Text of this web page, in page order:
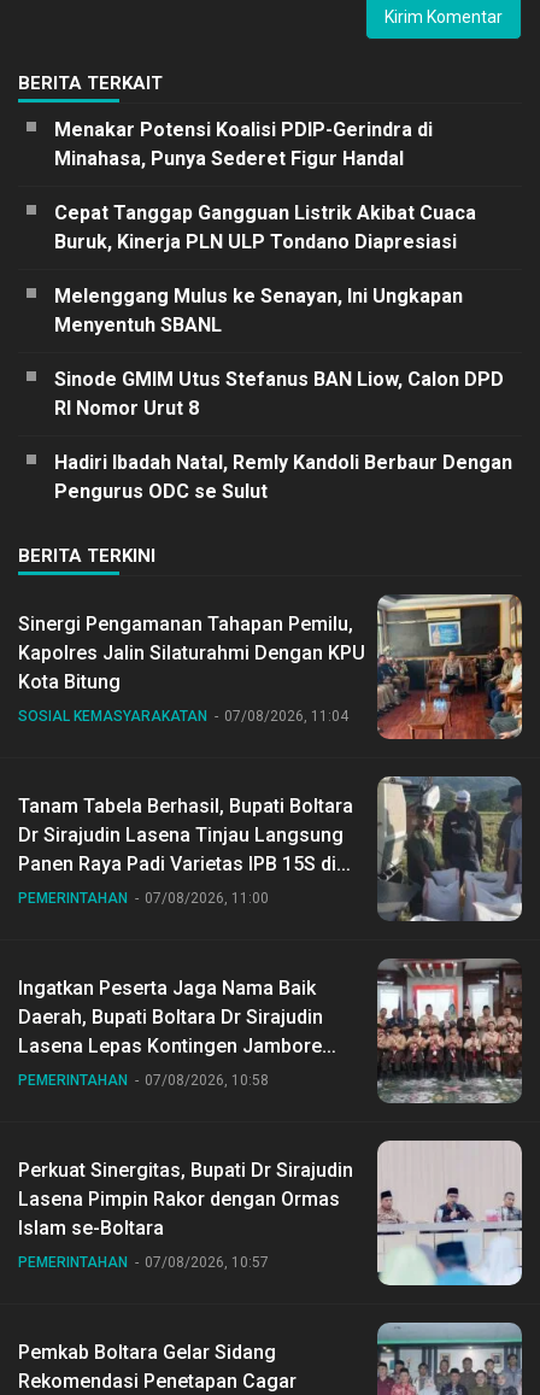
BERITA TERKAIT
Menakar Potensi Koalisi PDIP-Gerindra di
Minahasa, Punya Sederet Figur Handal
Cepat Tanggap Gangguan Listrik Akibat Cuaca
Buruk, Kinerja PLN ULP Tondano Diapresiasi
Melenggang Mulus ke Senayan, Ini Ungkapan
Menyentuh SBANL
Sinode GMIM Utus Stefanus BAN Liow, Calon DPD
RI Nomor Urut 8
Hadiri Ibadah Natal, Remly Kandoli Berbaur Dengan
Pengurus ODC se Sulut
BERITA TERKINI
Sinergi Pengamanan Tahapan Pemilu,
Kapolres Jalin Silaturahmi Dengan KPU
Kota Bitung
SOSIAL KEMASYARAKATAN 07/08/2026, 11:04
Tanam Tabela Berhasil, Bupati Boltara
Dr Sirajudin Lasena Tinjau Langsung
Panen Raya Padi Varietas IPB 15S di
Desa Gihang
PEMERINTAHAN 07/08/2026, 11:00
Ingatkan Peserta Jaga Nama Baik
Daerah, Bupati Boltara Dr Sirajudin
Lasena Lepas Kontingen Jambore
Nasional ke XII di Buperta Cibubur
PEMERINTAHAN 07/08/2026, 10:58
Perkuat Sinergitas, Bupati Dr Sirajudin
Lasena Pimpin Rakor dengan Ormas
Islam se-Boltara
PEMERINTAHAN 07/08/2026, 10:57
Pemkab Boltara Gelar Sidang
Rekomendasi Penetapan Cagar